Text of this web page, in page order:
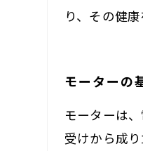
り、その健
モーターの
モーターは
受けから成